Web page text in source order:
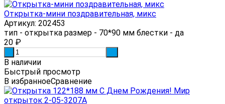
Открытка-мини поздравительная, микс
Артикул: 202453
тип - открытка размер - 70*90 мм блестки - да
20 ₽
В наличии
Быстрый просмотр
В избранноеСравнение